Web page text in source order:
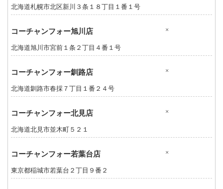
北海道札幌市北区新川３条１８丁目１番１号
コーチャンフォー旭川店 ×
北海道旭川市宮前１条２丁目４番１号
コーチャンフォー釧路店 ×
北海道釧路市春採７丁目１番２４号
コーチャンフォー北見店 ×
北海道北見市並木町５２１
コーチャンフォー若葉台店 ×
東京都稲城市若葉台２丁目９番２